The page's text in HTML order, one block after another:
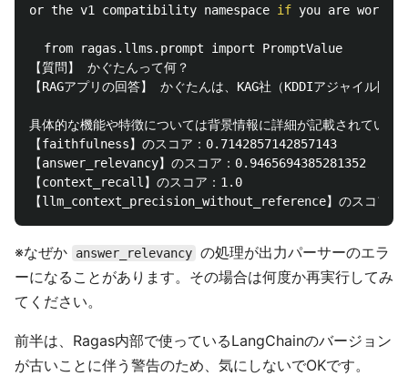
or the v1 compatibility namespace if you are
  from ragas.llms.prompt import PromptValue
【質問】 かぐたんって何？
【RAGアプリの回答】 かぐたんは、KAG社（KDDIアジャイル
具体的な機能や特徴については背景情報に詳細が記載されてい
【faithfulness】のスコア：0.7142857142857143
【answer_relevancy】のスコア：0.9465694385281352
【context_recall】のスコア：1.0
※なぜか answer_relevancy の処理が出力パーサーのエラ
ーになることがあります。その場合は何度か再実行してみ
てください。
前半は、Ragas内部で使っているLangChainのバージョン
が古いことに伴う警告のため、気にしないでOKです。